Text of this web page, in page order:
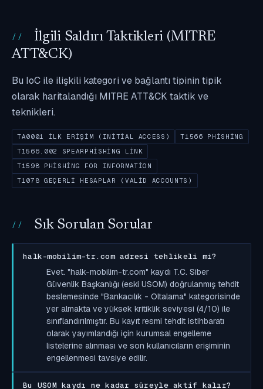
İlgili Saldırı Taktikleri (MITRE
ATT&CK)
Bu IoC ile ilişkili kategori ve bağlantı tipinin tipik
olarak haritalandığı MITRE ATT&CK taktik ve
teknikleri.
TA0001 İLK ERIŞIM (INITIAL ACCESS)
T1566 PHISHING
T1566.002 SPEARPHISHING LINK
T1598 PHISHING FOR INFORMATION
T1078 GEÇERLI HESAPLAR (VALID ACCOUNTS)
Sık Sorulan Sorular
halk-mobilim-tr.com adresi tehlikeli mi?
Evet. "halk-mobilim-tr.com" kaydı T.C. Siber
Güvenlik Başkanlığı (eski USOM) doğrulanmış tehdit
beslemesinde "Bankacılık - Oltalama" kategorisinde
yer almakta ve yüksek kritiklik seviyesi (4/10) ile
sınıflandırılmıştır. Bu kayıt resmi tehdit istihbaratı
olarak yayımlandığı için kurumsal engelleme
listelerine alınması ve son kullanıcıların erişiminin
engellenmesi tavsiye edilir.
Bu USOM kaydı ne kadar süreyle aktif kalır?